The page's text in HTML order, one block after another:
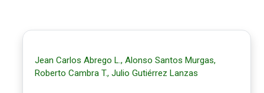
Jean Carlos Abrego L., Alonso Santos Murgas,
Roberto Cambra T., Julio Gutiérrez Lanzas